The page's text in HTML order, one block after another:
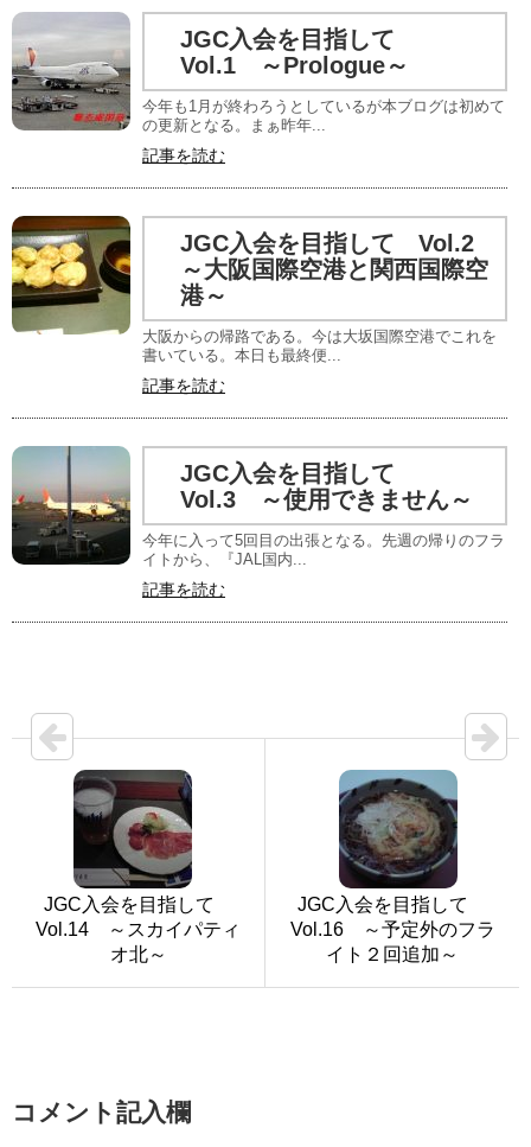
JGC入会を目指して
Vol.1 ～Prologue～
今年も1月が終わろうとしているが本ブログは初めて
の更新となる。まぁ昨年...
記事を読む
JGC入会を目指して Vol.2
～大阪国際空港と関西国際空
港～
大阪からの帰路である。今は大坂国際空港でこれを
書いている。本日も最終便...
記事を読む
JGC入会を目指して
Vol.3 ～使用できません～
今年に入って5回目の出張となる。先週の帰りのフラ
イトから、『JAL国内...
記事を読む
JGC入会を目指して
Vol.14 ～スカイパティ
オ北～
JGC入会を目指して
Vol.16 ～予定外のフラ
イト２回追加～
コメント記入欄